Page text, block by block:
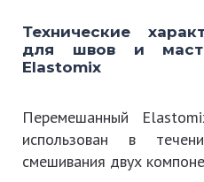
Технические
для швов и
Elastomix
Перемешанный
использован в
смешивания двух